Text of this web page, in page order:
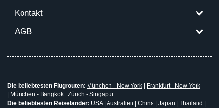
Kontakt
AGB
Die beliebtesten Flugrouten: München - New York
Frankfurt - New York
München - Bangkok
Zürich - Singapur
Die beliebtesten Reiseländer: USA| Australien China Japan Thailand